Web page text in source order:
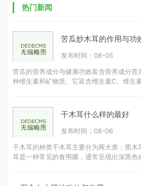
热门新闻
苦瓜炒木耳的作用与功
发布时间：08-05
苦瓜的营养成分与健康功效富含营养成分苦
种维生素和矿物质。它富含维生素C、维生
干木耳什么样的最好
发布时间：08-06
干木耳的种类干木耳主要分为两大类：黑木
耳是一种常见的食用菌，通常呈现出深黑色